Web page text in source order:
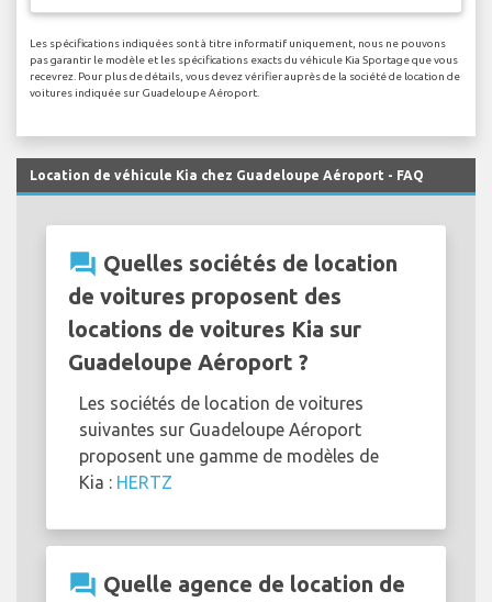
Les spécifications indiquées sont à titre informatif uniquement, nous ne pouvons
pas garantir le modèle et les spécifications exacts du véhicule Kia Sportage que vous
recevrez. Pour plus de détails, vous devez vérifier auprès de la société de location de
voitures indiquée sur Guadeloupe Aéroport.
Location de véhicule Kia chez Guadeloupe Aéroport - FAQ
question_answer Quelles sociétés de location
de voitures proposent des
locations de voitures Kia sur
Guadeloupe Aéroport ?
Les sociétés de location de voitures
suivantes sur Guadeloupe Aéroport
proposent une gamme de modèles de
Kia : HERTZ
question_answer Quelle agence de location de